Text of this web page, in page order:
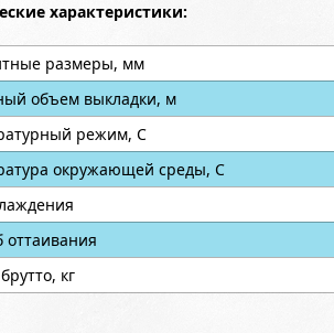
характеристики:
размеры, мм
объем выкладки, м
режим, С
окружающей среды, С
оттаивания
кг